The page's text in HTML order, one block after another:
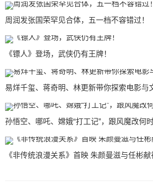
周润发张国荣罕见合体，五一档不容错过！
《镖人》登场，武侠仍有王牌！
易烊千玺、蒋奇明、林更新带你探索电影与
孙悟空、哪吒、嫦娥“打工记”，跟风魔改何时
《非传统浪漫关系》首映 朱颜曼滋与任彬献